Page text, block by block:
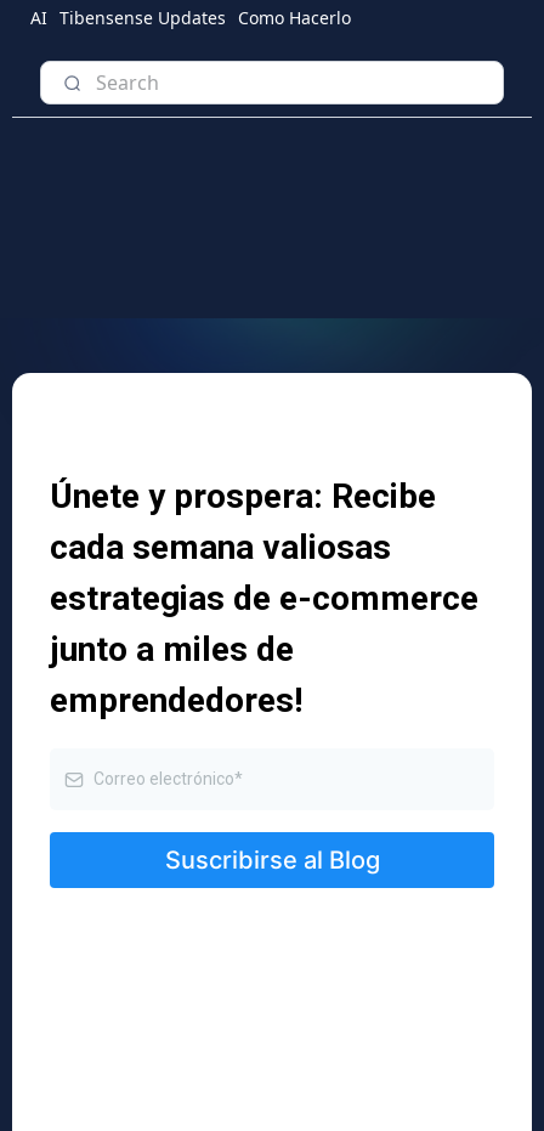
AI Tibensense Updates Como Hacerlo
Únete y prospera: Recibe
cada semana valiosas
estrategias de e-commerce
junto a miles de
emprendedores!
Suscribirse al Blog